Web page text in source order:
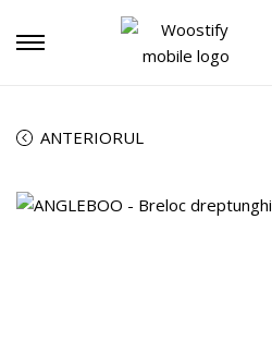
ANTERIORUL